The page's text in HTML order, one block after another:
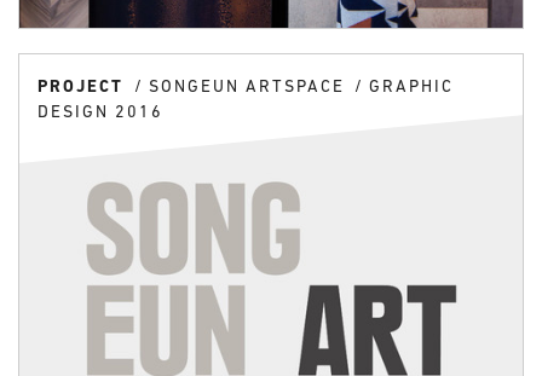
PROJECT SONGEUN ARTSPACE
GRAPHIC
DESIGN 2016